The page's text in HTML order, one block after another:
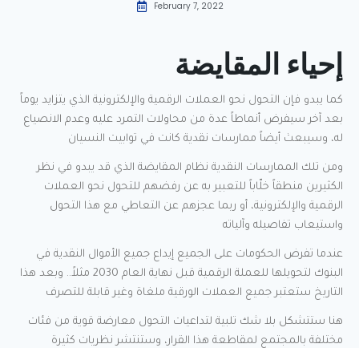
February 7, 2022
إحياء المقايضة
كما يبدو فإن التحول نحو العملات الرقمية والإلكترونية الذي يتزايد يوماً
بعد آخر سيفرض أنماطاً عدة من محاولات التمرد عليه وعدم الانصياع
له، وسيبعث أيضاً ممارسات نقدية كانت في توابيت النسيان
ومن تلك الممارسات النقدية نظام المقايضة الذي قد يبدو في نظر
الكثيرين منطقاً خلّاباً للتعبير به عن رفضهم للتحول نحو العملات
الرقمية والإلكترونية، أو ربما عجزهم عن التعاطي مع هذا التحول
واستيعاب تفاصيله وآلياته
عندما تفرض الحكومات على الجميع إيداع جميع الأموال النقدية في
البنوك لتحويلها للعملة الرقمية قبل نهاية العام 2030 مثلاً.. وبعد هذا
التاريخ ستعتبر جميع العملات الورقية ملغاة وغير قابلة للتصرف
هنا ستتشكل بلا شك تلبية لتداعيات التحول معارضة قوية من فئات
مختلفة بالمجتمع لمقاطعة هذا القرار، وستنتشر نظريات كثيرة